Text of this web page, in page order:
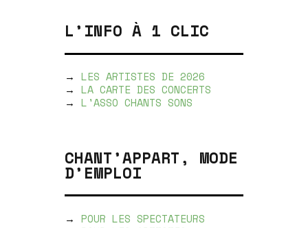
L’INFO À 1 CLIC
→ LES ARTISTES DE 2026
→ LA CARTE DES CONCERTS
→ L'ASSO CHANTS SONS
CHANT’APPART, MODE
D’EMPLOI
→ POUR LES SPECTATEURS